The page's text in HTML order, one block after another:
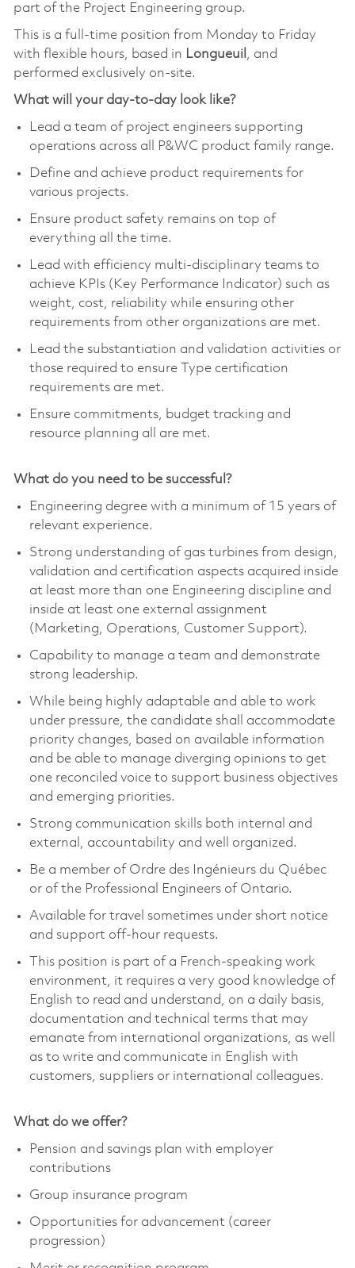
part of the Project Engineering group.
This is a full-time position from Monday to Friday
with flexible hours, based in Longueuil , and
performed exclusively on-site.
What will your day-to-day look like?
Lead a team of project engineers supporting
operations across all P&WC product family range.
Define and achieve product requirements for
various projects.
Ensure product safety remains on top of
everything all the time.
Lead with efficiency multi-disciplinary teams to
achieve KPIs (Key Performance Indicator) such as
weight, cost, reliability while ensuring other
requirements from other organizations are met.
Lead the substantiation and validation activities or
those required to ensure Type certification
requirements are met.
Ensure commitments, budget tracking and
resource planning all are met.
What do you need to be successful?
Engineering degree with a minimum of 15 years of
relevant experience.
Strong understanding of gas turbines from design,
validation and certification aspects acquired inside
at least more than one Engineering discipline and
inside at least one external assignment
(Marketing, Operations, Customer Support).
Capability to manage a team and demonstrate
strong leadership.
While being highly adaptable and able to work
under pressure, the candidate shall accommodate
priority changes, based on available information
and be able to manage diverging opinions to get
one reconciled voice to support business objectives
and emerging priorities.
Strong communication skills both internal and
external, accountability and well organized.
Be a member of Ordre des Ingénieurs du Québec
or of the Professional Engineers of Ontario.
Available for travel sometimes under short notice
and support off-hour requests.
This position is part of a French-speaking work
environment, it requires a very good knowledge of
English to read and understand, on a daily basis,
documentation and technical terms that may
emanate from international organizations, as well
as to write and communicate in English with
customers, suppliers or international colleagues.
What do we offer?
Pension and savings plan with employer
contributions
Group insurance program
Opportunities for advancement (career
progression)